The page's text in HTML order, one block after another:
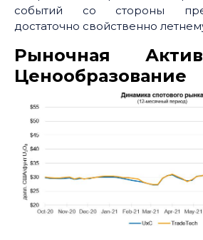
событий со стороны
достаточно свойственно
Рыночная
Ценообразование